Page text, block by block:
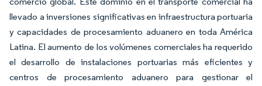
llevado a inversiones significativas en infraestructura portuaria
y capacidades de procesamiento aduanero en toda América
Latina. El aumento de los volúmenes comerciales ha requerido
el desarrollo de instalaciones portuarias más eficientes y
centros de procesamiento aduanero para gestionar el